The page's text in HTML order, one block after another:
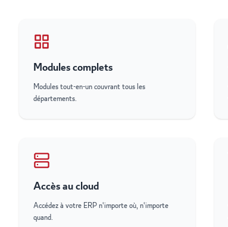
Modules complets
Modules tout-en-un couvrant tous les
départements.
Accès au cloud
Accédez à votre ERP n'importe où, n'importe
quand.